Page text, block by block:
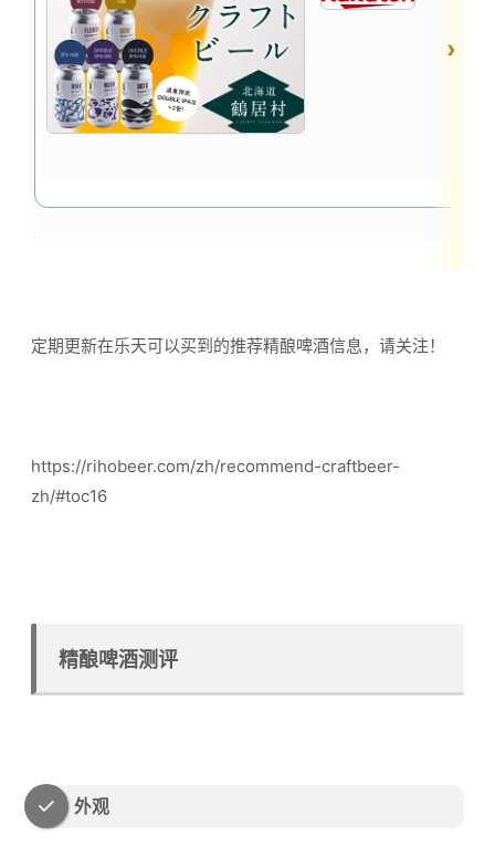
定期更新在乐天可以买到的推荐精酿啤酒信息，请关注！
https://rihobeer.com/zh/recommend-craftbeer-
zh/#toc16
精酿啤酒测评
外观